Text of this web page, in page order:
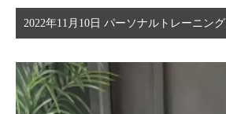
2022年11月10日 パーソナルトレーニング
動
画
プ